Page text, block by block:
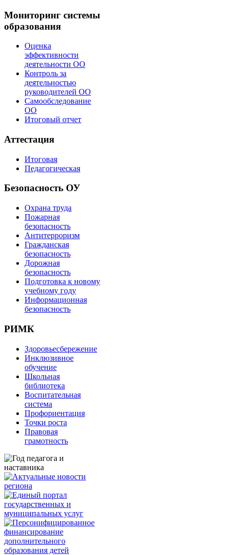
Мониторинг системы
образования
Оценка
эффективности
деятельности ОО
Контроль за
деятельностью
руководителей ОО
Самообследование
ОО
Итоговый отчет
Аттестация
Итоговая
Педагогическая
Безопасность ОУ
Охрана труда
Пожарная
безопасность
Антитерроризм
Гражданская
безопасность
Дорожная
безопасность
Подготовка к новому
учебному году
Информационная
безопасность
РИМК
Здоровьесбережение
Инклюзивное
обучение
Школьная
библиотека
Воспитательная
система
Профориентация
Точки роста
Правовая
грамотность